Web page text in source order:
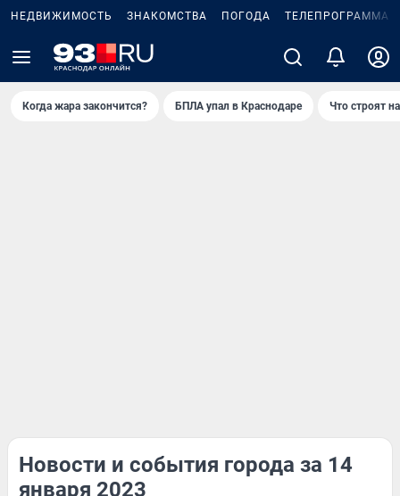
НЕДВИЖИМОСТЬ ЗНАКОМСТВА ПОГОДА ТЕЛЕПРОГРАММА
Когда жара закончится? БПЛА упал в Краснодаре Что строят
Новости и события города за 14
января 2023